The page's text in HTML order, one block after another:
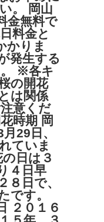
。 岡山
金無料で
料金と
かりま
発生する
※各キ
の開花
は関係
意くだ
時期 岡
29日、
ていま
日は３
４日早
８日で、
です。
２０１６